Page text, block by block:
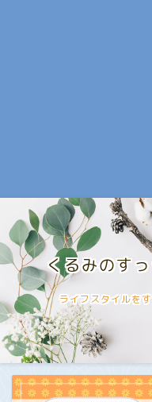
くるみのす
ライフスタイルを